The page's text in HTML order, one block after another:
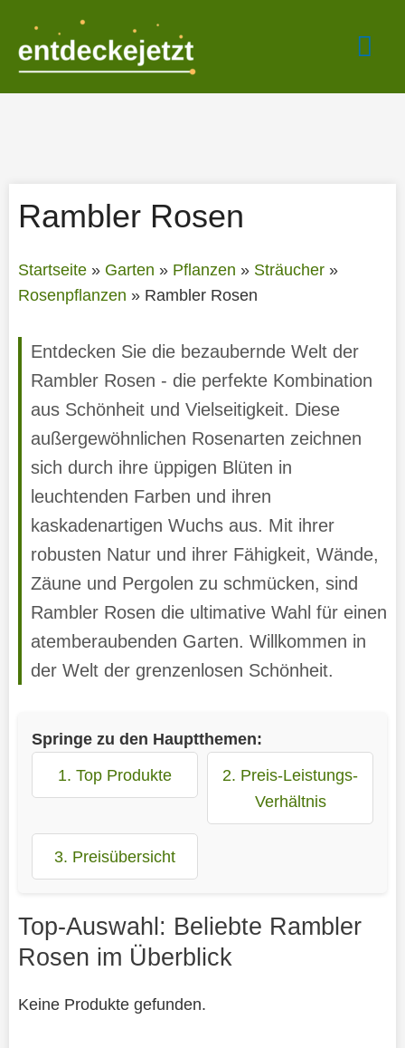
springen
Rambler Rosen
Startseite» Garten » Pflanzen » Sträucher»
Rosenpflanzen » Rambler Rosen
Entdecken Sie die bezaubernde Welt der
Rambler Rosen - die perfekte Kombination
aus Schönheit und Vielseitigkeit. Diese
außergewöhnlichen Rosenarten zeichnen
sich durch ihre üppigen Blüten in
leuchtenden Farben und ihren
kaskadenartigen Wuchs aus. Mit ihrer
robusten Natur und ihrer Fähigkeit, Wände,
Zäune und Pergolen zu schmücken, sind
Rambler Rosen die ultimative Wahl für einen
atemberaubenden Garten. Willkommen in
der Welt der grenzenlosen Schönheit.
Springe zu den Hauptthemen:
1. Top Produkte
2. Preis-Leistungs-
Verhältnis
3. Preisübersicht
Top-Auswahl: Beliebte Rambler
Rosen im Überblick
Keine Produkte gefunden.